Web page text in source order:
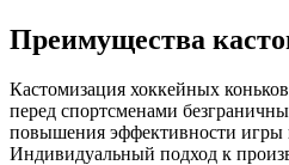
Преимущества
Кастомизация хоккейных
перед спортсменами
повышения эффективности игры
Индивидуальный подход к